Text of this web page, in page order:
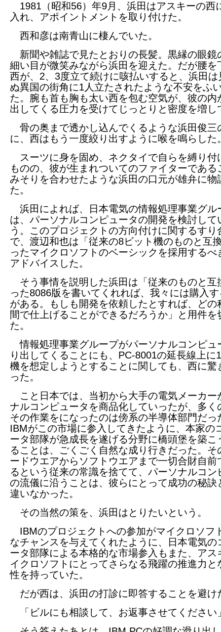
1981（昭和56）年9月、浜田はアスキーの西
入れ、アポイントメントを取り付けた。
西和彦は南青山に棲んでいた。
新聞や雑誌で見たとおりの長髪。黒縁の眼鏡
細い目が微笑みながら浜田を迎えた。だが腰を
西が、2、3度立て続けに咳払いすると、浜田は
ぬ異国の街角に1人立たされたような不安をふ
た。腕も首も胸も太い西を包む空気が、彼の内
出してくる圧力を受けてじっとりと密度を増し
骨の奥まで透かし込んでくるような浜田俊三
に、西はもう一度絞り出すように喉を鳴らした
スーツに身を固め、ネクタイで自らを縛り付
ものの、彼が生まれついてのファイターである
みそりを合わせたような浜田の口元が雄弁に物
た。
浜田によれば、日本電気の情報処理事業グル
は、パーソナルコンピュータの開発を検討して
う。このプロジェクトの方向付けに関するすり
で、渡辺和也は「従来の8ビット機のものと互
ったマイクロソフトのベーシックを採用するべ
アドバイスした。
そう事情を説明した浜田は「従来のものと互
った8086版を書いてくれれば、我々には購入
がある。もしも開発を依頼したとすれば、どの
間で仕上げることができるだろうか」と用件を
た。
情報処理事業グループがパーソナルコンピュ
り出してくることにも、PC-8001の延長線上に
機を想定しようとすることに関しても、西に驚
った。
こと日本では、当初から大手の電気メーカー
ナルコンピュータを商品化していったが、多く
その作業をになったのは傍系の半導体部門だっ
IBMがこの市場に参入してきたように、本家の
ータ部隊が急成長を遂げる分野に橋頭堡を築こ
ることは、ごくごく自然な成り行きだった。そ
ードウエアからソフトウエアまで一切合財自前
るという従来の常識を捨てて、パーソナルコン
の流儀に沿うことは、彼らにとって成功の秘訣
違いなかった。
その当然の策を、浜田はとりたいという。
IBMのプロジェクトへの参加がマイクロソフ
なチャンスを与えてくれたように、日本電気の
ータ部隊による本格的な市場参入もまた、アス
イクロソフトにとってさらなる飛躍の推進力と
性を持っていた。
だが西は、浜田の打診に即答することを避け
「ビルにも相談して、お返事させてください